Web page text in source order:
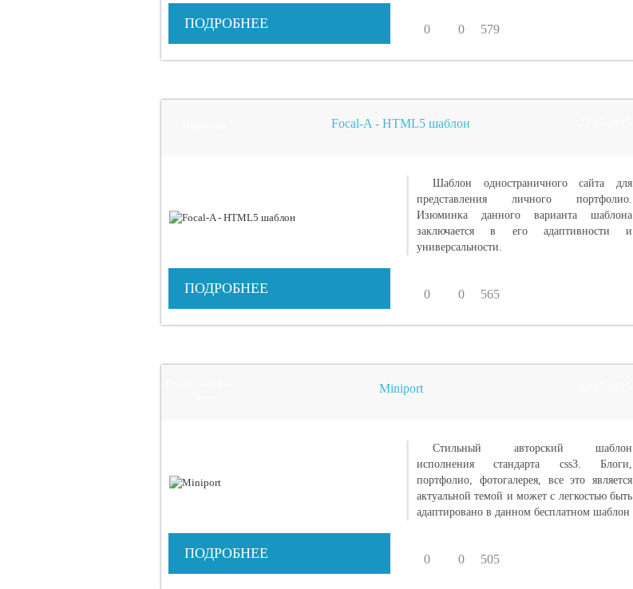
ПОДРОБНЕЕ 0 0 579
Focal-A - HTML5 шаблон
Шаблон одностраничного сайта для
представления личного портфолио.
Изюминка данного варианта шаблона
заключается в его адаптивности и
универсальности.
ПОДРОБНЕЕ 0 0 565
Miniport
Стильный авторский шаблон
исполнения стандарта css3. Блоги,
портфолио, фотогалерея, все это является
актуальной темой и может с легкостью быть
адаптировано в данном бесплатном шаблон
ПОДРОБНЕЕ 0 0 505